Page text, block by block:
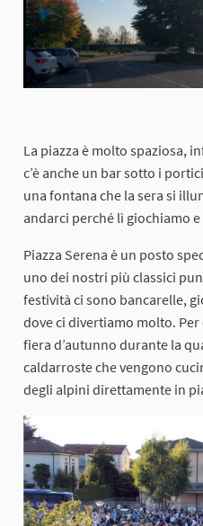
La piazza è molto spaziosa,
c’è anche un bar sotto i
una fontana che la sera si
andarci perché lì giochiamo
Piazza Serena è un posto
uno dei nostri più classici
festività ci sono bancarelle,
dove ci divertiamo molto. Per
fiera d’autunno durante la
caldarroste che vengono
degli alpini direttamente in